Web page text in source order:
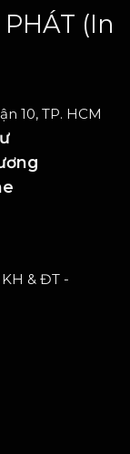
(In
10, TP. HCM
& ĐT -